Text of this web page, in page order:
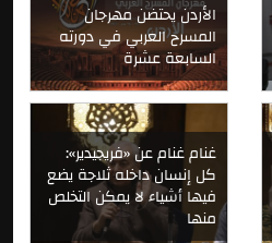
الأردن يحتضن مهرجان
المسرح العربي في دورته
السابعة عشرة
غنام غنام عن «فريجيدير»:
كل إنسان داخله ثلاجة يضع
فيها أشياء لا يمكن التخلص
منها